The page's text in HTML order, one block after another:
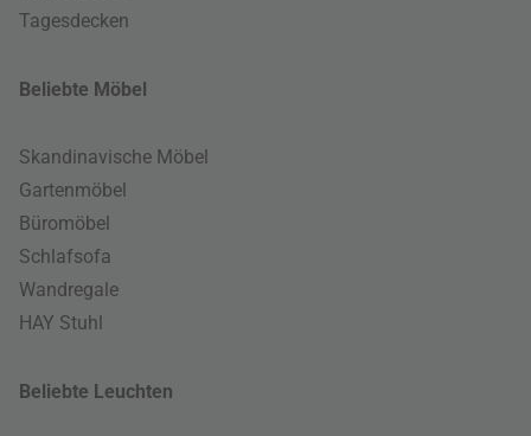
Tagesdecken
Beliebte Möbel
Skandinavische Möbel
Gartenmöbel
Büromöbel
Schlafsofa
Wandregale
HAY Stuhl
Beliebte Leuchten